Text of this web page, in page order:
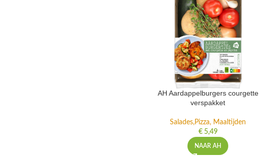
AH Aardappelburgers courgette
verspakket
Salades,Pizza, Maaltijden
€5,49
NAAR AH